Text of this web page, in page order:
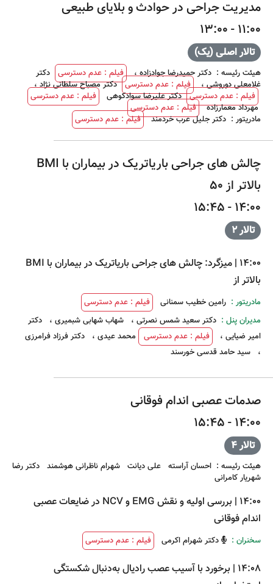
مدیریت جراحی در حوادث و بلایای طبیعی
11:00 - 13:00
تالار اصلی (یک)
هیئت رئیسه : دکتر حمیدرضا جوادزاده ، فیلم : عدم دسترسی
دکتر
غلامعلی دوروشی ، فیلم : عدم دسترسی دکتر مصباح سلطانی نژاد ،
فیلم : عدم دسترسی
دکتر علیرضا سوادکوهی
فیلم : عدم دسترسی
مهرداد معمارزاده
فیلم : عدم دسترسی
مادریتور : دکتر جلیل عرب خردمند فیلم : عدم دسترسی
چالش های جراحی باریاتریک در بیماران با BMI
بالاتر از 50
14:00 - 15:45
تالار 2
14:00
|
میزگرد: چالش های جراحی باریاتریک در بیماران با BMI
بالاتر از
مادریتور : رامین خطیب سمنانی
فیلم : عدم دسترسی
مدیران پنل : دکتر سعید شمس نصرتی ، شهاب شهابی شبمیری ،
دکتر
امیر ضیایی ، فیلم : عدم دسترسی محمد عیدی ،
دکتر فرزاد فرامرزی
،
سید حامد قدسی خورسند
صدمات عصبی اندام فوقانی
14:00 - 15:45
تالار 4
هیئت رئیسه : احسان آراسته علی دیانت شهرام ناظرانی هوشمند دکتر رضا
شهریار کامرانی
14:00
|
بررسی اولیه و نقش EMG و NCV در ضایعات عصبی
اندام فوقانی
سخنران : دکتر شهرام اکرمی فیلم : عدم دسترسی
14:08
| برخورد با آسیب عصب رادیال به‌دنبال شکستگی